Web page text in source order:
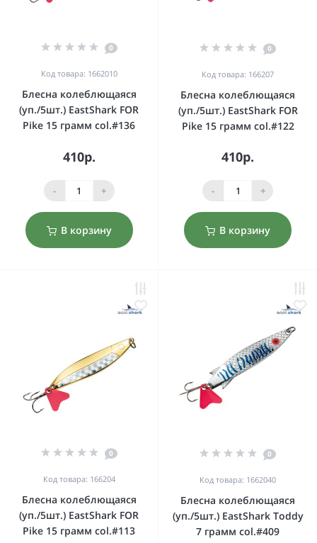
0
Код товара: 1662010
Блесна колеблющаяся
(уп./5шт.) EastShark FOR
Pike 15 грамм col.#136
410р.
- +
В корзину
0
Код товара: 166207
Блесна колеблющаяся
(уп./5шт.) EastShark FOR
Pike 15 грамм col.#122
410р.
- +
В корзину
0
Код товара: 166204
Блесна колеблющаяся
(уп./5шт.) EastShark FOR
Pike 15 грамм col.#113
0
Код товара: 1662040
Блесна колеблющаяся
(уп./5шт.) EastShark Toddy
7 грамм col.#409